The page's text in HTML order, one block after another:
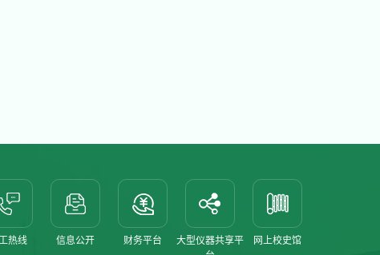
热线 信息公开 财务平台
大型仪器共享平
网上校史馆